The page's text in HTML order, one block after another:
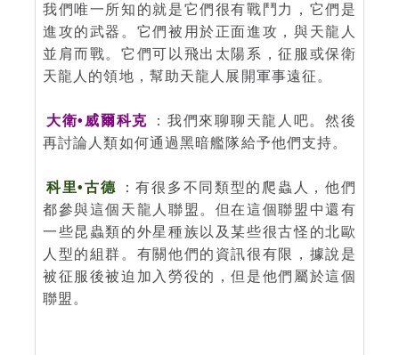
我們唯一所知的就是它們很有戰鬥力，它們是
進攻的武器。它們被用於正面進攻，與天龍人
並肩而戰。它們可以飛出太陽系，征服或保衛
天龍人的領地，幫助天龍人展開軍事遠征。
大衛•威爾科克
：我們來聊聊天龍人吧。然後
再討論人類如何通過黑暗艦隊給予他們支持。
科里•古德
：有很多不同類型的爬蟲人，他們
都參與這個天龍人聯盟。但在這個聯盟中還有
一些昆蟲類的外星種族以及某些很古怪的北歐
人型的組群。有關他們的資訊很有限，據說是
被征服後被迫加入勞役的，但是他們屬於這個
聯盟。